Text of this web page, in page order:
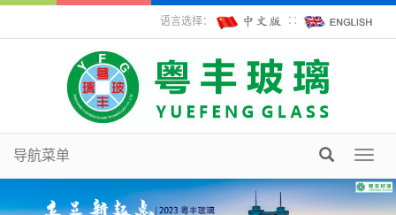
语言选择： ∷
导航菜单